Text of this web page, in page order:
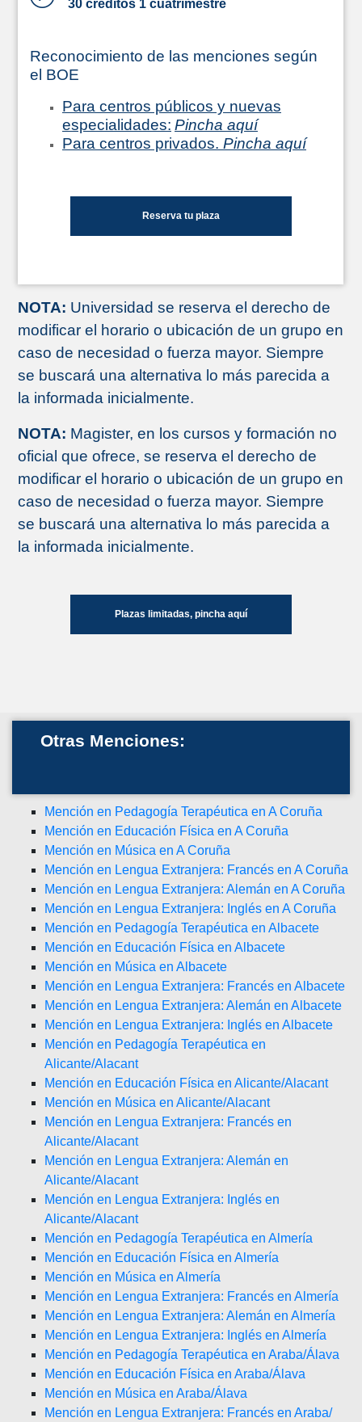
30 créditos 1 cuatrimestre
Reconocimiento de las menciones según
el BOE
Para centros públicos y nuevas
especialidades: Pincha aquí
Para centros privados. Pincha aquí
Reserva tu plaza
NOTA: Universidad se reserva el derecho de
modificar el horario o ubicación de un grupo en
caso de necesidad o fuerza mayor. Siempre
se buscará una alternativa lo más parecida a
la informada inicialmente.
NOTA: Magister, en los cursos y formación no
oficial que ofrece, se reserva el derecho de
modificar el horario o ubicación de un grupo en
caso de necesidad o fuerza mayor. Siempre
se buscará una alternativa lo más parecida a
la informada inicialmente.
Plazas limitadas, pincha aquí
Otras Menciones:
Mención en Pedagogía Terapéutica en A Coruña
Mención en Educación Física en A Coruña
Mención en Música en A Coruña
Mención en Lengua Extranjera: Francés en A Coruña
Mención en Lengua Extranjera: Alemán en A Coruña
Mención en Lengua Extranjera: Inglés en A Coruña
Mención en Pedagogía Terapéutica en Albacete
Mención en Educación Física en Albacete
Mención en Música en Albacete
Mención en Lengua Extranjera: Francés en Albacete
Mención en Lengua Extranjera: Alemán en Albacete
Mención en Lengua Extranjera: Inglés en Albacete
Mención en Pedagogía Terapéutica en
Alicante/Alacant
Mención en Educación Física en Alicante/Alacant
Mención en Música en Alicante/Alacant
Mención en Lengua Extranjera: Francés en
Alicante/Alacant
Mención en Lengua Extranjera: Alemán en
Alicante/Alacant
Mención en Lengua Extranjera: Inglés en
Alicante/Alacant
Mención en Pedagogía Terapéutica en Almería
Mención en Educación Física en Almería
Mención en Música en Almería
Mención en Lengua Extranjera: Francés en Almería
Mención en Lengua Extranjera: Alemán en Almería
Mención en Lengua Extranjera: Inglés en Almería
Mención en Pedagogía Terapéutica en Araba/Álava
Mención en Educación Física en Araba/Álava
Mención en Música en Araba/Álava
Mención en Lengua Extranjera: Francés en Araba/